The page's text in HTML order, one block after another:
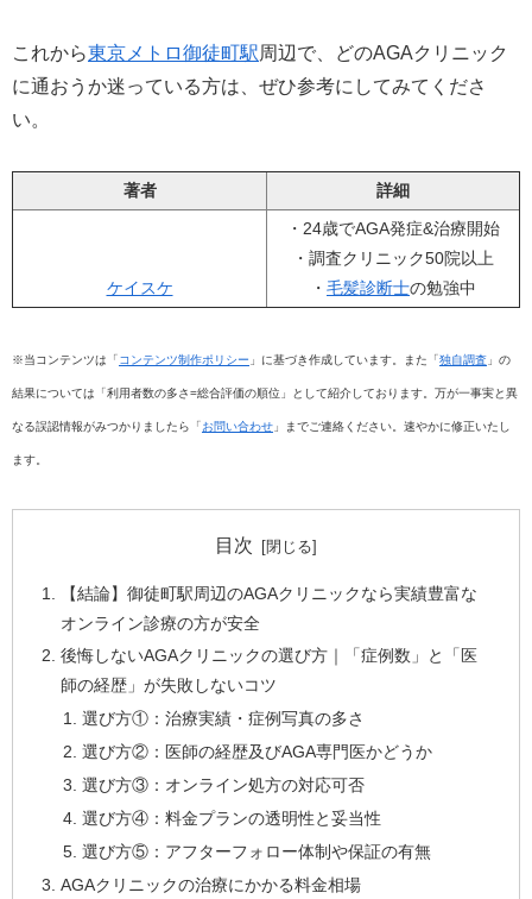
これから東京メトロ御徒町駅周辺で、どのAGAクリニック
に通おうか迷っている方は、ぜひ参考にしてみてくださ
い。
著者 詳細
ケイスケ
・24歳でAGA発症&治療開始
・調査クリニック50院以上
・ 毛髪診断士の勉強中
※当コンテンツは「コンテンツ制作ポリシー 」に基づき作成しています。また「独自調査 」の
結果については「利用者数の多さ=総合評価の順位」として紹介しております。万が一事実と異
なる誤認情報がみつかりましたら「お問い合わせ 」までご連絡ください。速やかに修正いたし
ます。
目次
【結論】御徒町駅周辺のAGAクリニックなら実績豊富な
オンライン診療の方が安全
後悔しないAGAクリニックの選び方｜「症例数」と「医
師の経歴」が失敗しないコツ
選び方①：治療実績・症例写真の多さ
選び方②：医師の経歴及びAGA専門医かどうか
選び方③：オンライン処方の対応可否
選び方④：料金プランの透明性と妥当性
選び方⑤：アフターフォロー体制や保証の有無
AGAクリニックの治療にかかる料金相場